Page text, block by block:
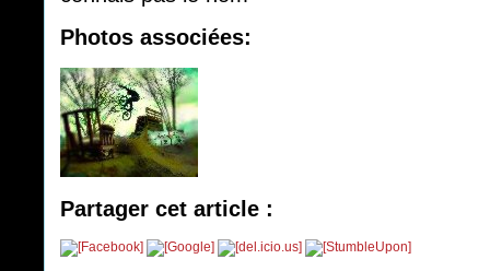
Photos associées:
Partager cet article :